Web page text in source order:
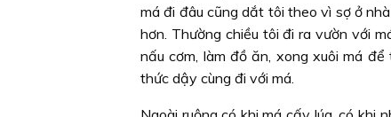
má đi đâu cũng dắt tôi theo vì sợ ở
hơn. Thường chiều tôi đi ra vườn với
nấu cơm, làm đồ ăn, xong xuôi má
thức dậy cùng đi với má.